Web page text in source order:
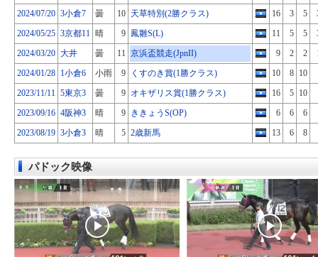
2024/07/20 3小倉7 曇 10 天草特別(2勝クラス) 16 3 5
2024/05/25 3京都11 晴 9 鳳雛S(L) 11 5 5
2024/03/20 大井 曇 11 京浜盃競走(JpnII) 9 2 2
2024/01/28 1小倉6 小雨 9 くすのき賞(1勝クラス) 10 8 10
2023/11/11 5東京3 曇 9 オキザリス賞(1勝クラス) 16 5 10
2023/09/16 4阪神3 晴 9 ききょうS(OP) 6 6
6
2023/08/19 3小倉3 晴 5 2歳新馬 13 6 8
パドック映像